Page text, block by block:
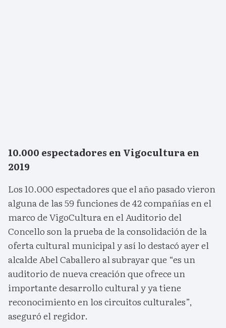
10.000 espectadores en Vigocultura en
2019
Los 10.000 espectadores que el año pasado vieron
alguna de las 59 funciones de 42 compañías en el
marco de VigoCultura en el Auditorio del
Concello son la prueba de la consolidación de la
oferta cultural municipal y así lo destacó ayer el
alcalde Abel Caballero al subrayar que “es un
auditorio de nueva creación que ofrece un
importante desarrollo cultural y ya tiene
reconocimiento en los circuitos culturales”,
aseguró el regidor.